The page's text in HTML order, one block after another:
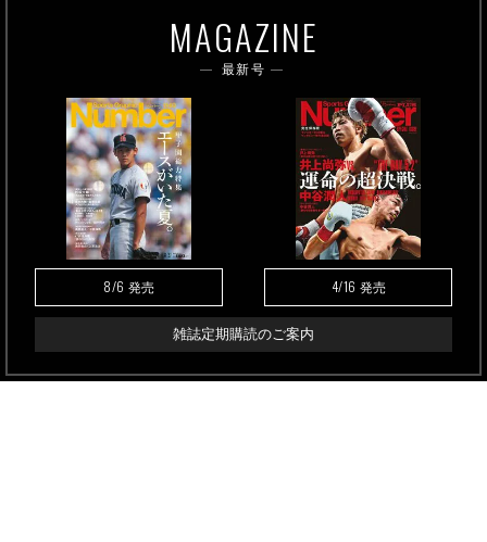
MAGAZINE
最新号
8/6 発売 4/16 発売
雑誌定期購読のご案内